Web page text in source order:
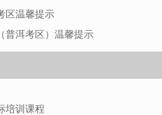
区温馨提示
普洱考区）温馨提示
培训课程